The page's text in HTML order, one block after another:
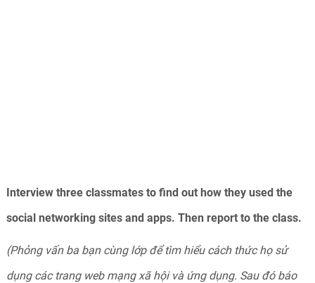
Interview three classmates to find out how they used the
social networking sites and apps. Then report to the class.
(Phỏng vấn ba bạn cùng lớp để tìm hiểu cách thức họ sử
dụng các trang web mạng xã hội và ứng dụng. Sau đó báo